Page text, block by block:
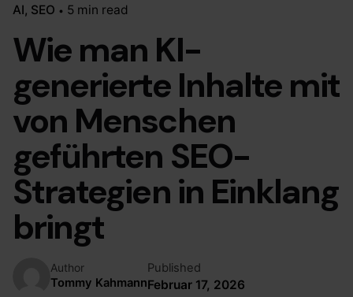
AI SEO 5 min read
Wie man KI-
generierte Inhalte mit
von Menschen
geführten SEO-
Strategien in Einklang
bringt
Author
Tommy Kahmann
Published
Februar 17, 2026